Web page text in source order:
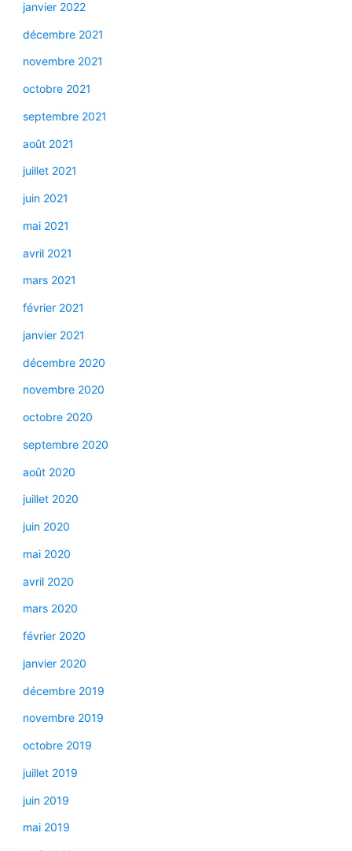
janvier 2022
décembre 2021
novembre 2021
octobre 2021
septembre 2021
août 2021
juillet 2021
juin 2021
mai 2021
avril 2021
mars 2021
février 2021
janvier 2021
décembre 2020
novembre 2020
octobre 2020
septembre 2020
août 2020
juillet 2020
juin 2020
mai 2020
avril 2020
mars 2020
février 2020
janvier 2020
décembre 2019
novembre 2019
octobre 2019
juillet 2019
juin 2019
mai 2019